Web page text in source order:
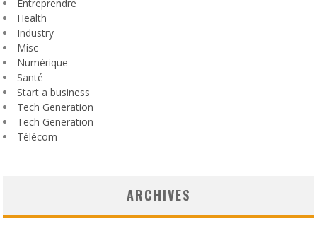
Entreprendre
Health
Industry
Misc
Numérique
Santé
Start a business
Tech Generation
Tech Generation
Télécom
ARCHIVES